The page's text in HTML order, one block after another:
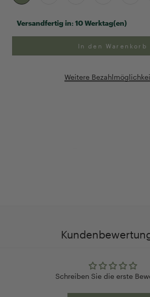
Versandfertig in:10 Werktag(en)
In den Warenkorb
Weitere
Schreiben Sie die erste